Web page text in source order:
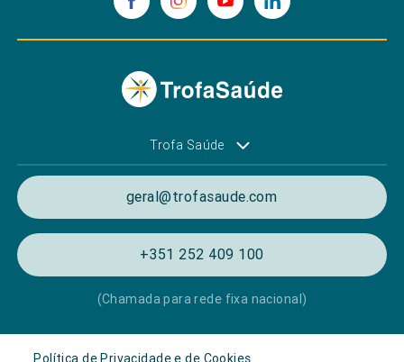
Trofa Saúde
geral@trofasaude.com
+351 252 409 100
(Chamada para rede fixa nacional)
Política de Privacidade e de Cookies